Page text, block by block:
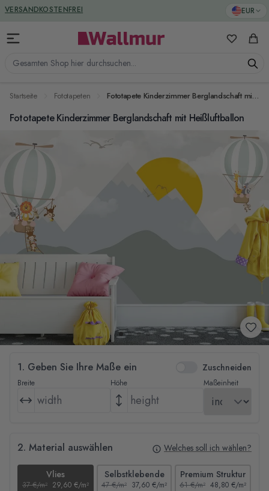
Zum Inhalt springen EUR
Gesamten Shop hier durchsuchen...
Meine
VERSANDKOSTENFREI
GREENGUARD ZERTIFIZIERT
Startseite Fototapeten Fototapete Kinderzimmer Berglandschaft mit Heißluftballon
Fototapete Kinderzimmer Berglandschaft mit Heißluftballon
1. Geben Sie Ihre Maße ein Zuschneiden
Breite Höhe Maßeinheit
2. Material auswählen Welches soll ich wählen?
Vlies
37 €/m² 29,60 €/m²
Selbstklebende
47 €/m² 37,60 €/m²
Premium Struktur
61 €/m² 48,80 €/m²